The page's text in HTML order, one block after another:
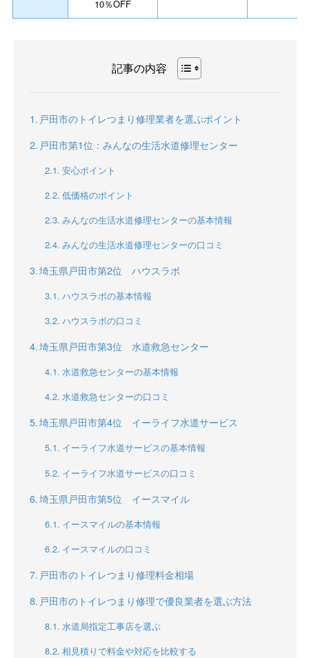
10％OFF
記事の内容
戸田市のトイレつまり修理業者を選ぶポイント
戸田市第1位：みんなの生活水道修理センター
安心ポイント
低価格のポイント
みんなの生活水道修理センターの基本情報
みんなの生活水道修理センターの口コミ
埼玉県戸田市第2位 ハウスラボ
ハウスラボの基本情報
ハウスラボの口コミ
埼玉県戸田市第3位 水道救急センター
水道救急センターの基本情報
水道救急センターの口コミ
埼玉県戸田市第4位 イーライフ水道サービス
イーライフ水道サービスの基本情報
イーライフ水道サービスの口コミ
埼玉県戸田市第5位 イースマイル
イースマイルの基本情報
イースマイルの口コミ
戸田市のトイレつまり修理料金相場
戸田市のトイレつまり修理で優良業者を選ぶ方法
水道局指定工事店を選ぶ
相見積りで料金や対応を比較する